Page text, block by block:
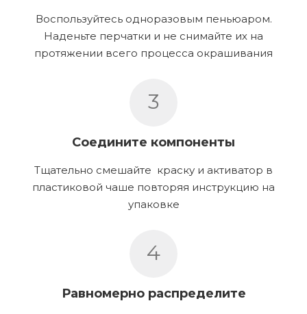
Воспользуйтесь одноразовым пеньюаром.
Наденьте перчатки и не снимайте их на
протяжении всего процесса окрашивания
3
Соедините компоненты
Тщательно смешайте краску и активатор в
пластиковой чаше повторяя инструкцию на
упаковке
4
Равномерно распределите